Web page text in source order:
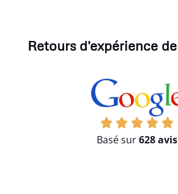
Retours d'expérience
Basé sur628 avis